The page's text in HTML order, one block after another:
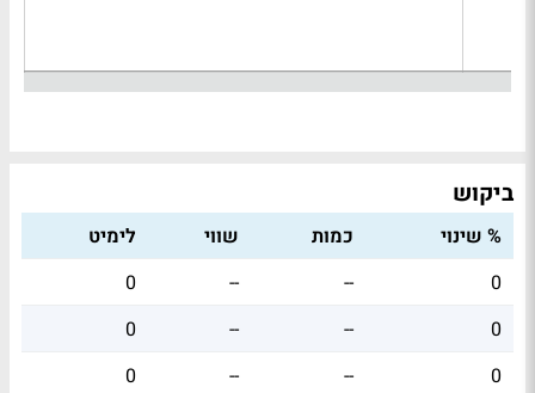
ביקוש
% שינוי כמות שווי
לימיט
0
--
--
0
0
--
--
0
0
--
--
0